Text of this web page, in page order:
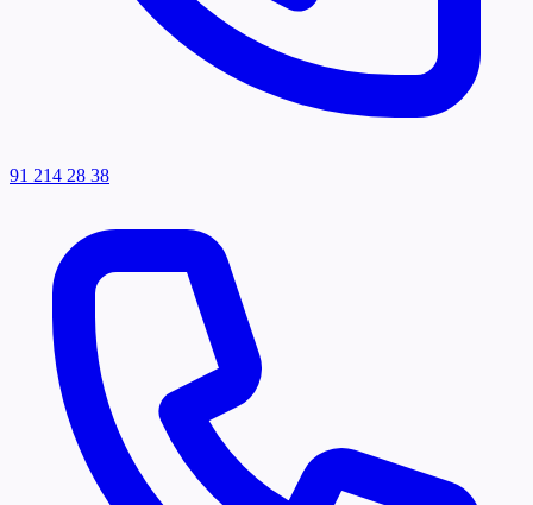
91 214 28 38